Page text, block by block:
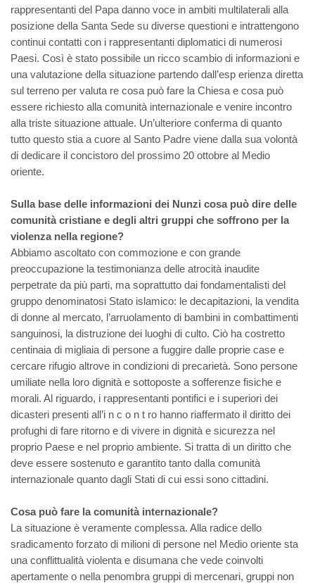
rappresentanti del Papa danno voce in ambiti multilaterali alla
posizione della Santa Sede su diverse questioni e intrattengono
continui contatti con i rappresentanti diplomatici di numerosi
Paesi. Così è stato possibile un ricco scambio di informazioni e
una valutazione della situazione partendo dall’esp erienza diretta
sul terreno per valuta re cosa può fare la Chiesa e cosa può
essere richiesto alla comunità internazionale e venire incontro
alla triste situazione attuale. Un’ulteriore conferma di quanto
tutto questo stia a cuore al Santo Padre viene dalla sua volontà
di dedicare il concistoro del prossimo 20 ottobre al Medio
oriente.
Sulla base delle informazioni dei Nunzi cosa può dire delle
comunità cristiane e degli altri gruppi che soffrono per la
violenza nella regione?
Abbiamo ascoltato con commozione e con grande
preoccupazione la testimonianza delle atrocità inaudite
perpetrate da più parti, ma soprattutto dai fondamentalisti del
gruppo denominatosi Stato islamico: le decapitazioni, la vendita
di donne al mercato, l’arruolamento di bambini in combattimenti
sanguinosi, la distruzione dei luoghi di culto. Ciò ha costretto
centinaia di migliaia di persone a fuggire dalle proprie case e
cercare rifugio altrove in condizioni di precarietà. Sono persone
umiliate nella loro dignità e sottoposte a sofferenze fisiche e
morali. Al riguardo, i rappresentanti pontifici e i superiori dei
dicasteri presenti all’i n c o n t ro hanno riaffermato il diritto dei
profughi di fare ritorno e di vivere in dignità e sicurezza nel
proprio Paese e nel proprio ambiente. Si tratta di un diritto che
deve essere sostenuto e garantito tanto dalla comunità
internazionale quanto dagli Stati di cui essi sono cittadini.
Cosa può fare la comunità internazionale?
La situazione è veramente complessa. Alla radice dello
sradicamento forzato di milioni di persone nel Medio oriente sta
una conflittualità violenta e disumana che vede coinvolti
apertamente o nella penombra gruppi di mercenari, gruppi non